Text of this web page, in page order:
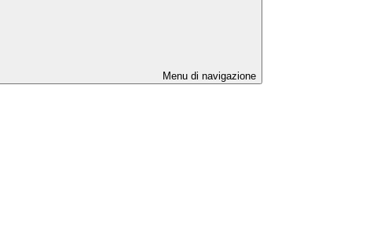
Menu di navigazione